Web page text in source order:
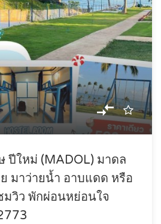
ปีใหม่ (MADOL) มาดล
มาว่ายนํ้า อาบแดด หรือ
วิว พักผ่อนหย่อนใจ